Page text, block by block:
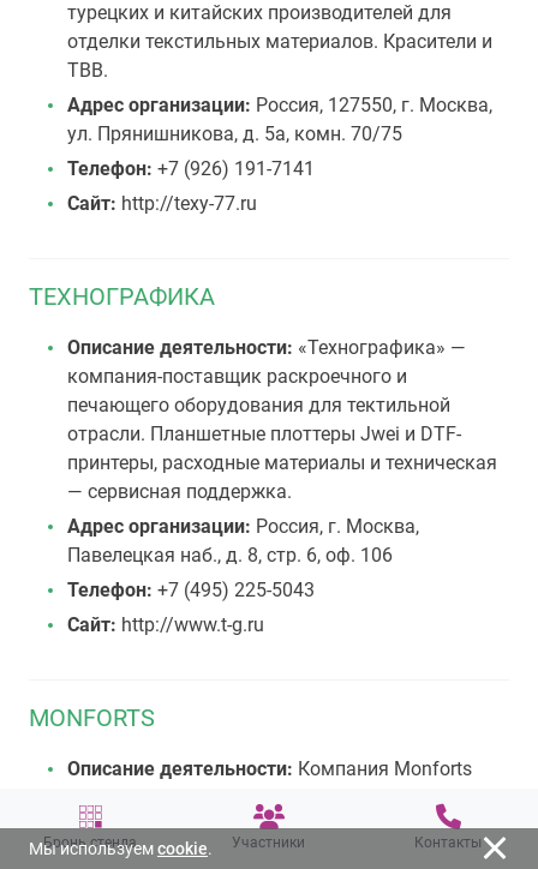
турецких и китайских производителей для
отделки текстильных материалов. Красители и
ТВВ.
Адрес организации: Россия, 127550, г. Москва,
ул. Прянишникова, д. 5а, комн. 70/75
Телефон: +7 (926) 191-7141
Сайт: http://texy-77.ru
ТЕХНОГРАФИКА
Описание деятельности: «Технографика» —
компания-поставщик раскроечного и
печающего оборудования для тектильной
отрасли. Планшетные плоттеры Jwei и DTF-
принтеры, расходные материалы и техническая
— сервисная поддержка.
Адрес организации: Россия, г. Москва,
Павелецкая наб., д. 8, стр. 6, оф. 106
Телефон: +7 (495) 225-5043
Сайт: http://www.t-g.ru
MONFORTS
Описание деятельности: Компания Monforts
необходимыми для создания специального
ассортимента, который точно соответствует
Бронь стенда Участники Контакты
Мы используемcookie.